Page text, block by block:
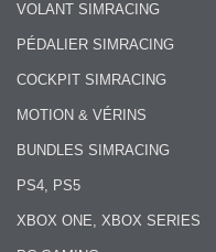
VOLANT SIMRACING
PÉDALIER SIMRACING
COCKPIT SIMRACING
MOTION & VÉRINS
BUNDLES SIMRACING
PS4, PS5
XBOX ONE, XBOX SERIES